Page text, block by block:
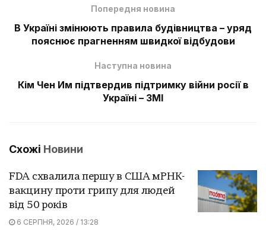
Попередня новина
В Україні змінюють правила будівництва – уряд
пояснює прагненням швидкої відбудови
Наступна новина
Кім Чен Им підтвердив підтримку війни росії в
Україні – ЗМІ
Схожі Новини
FDA схвалила першу в США мРНК-
вакцину проти грипу для людей
від 50 років
6 СЕРПНЯ, 2026 / 13:28